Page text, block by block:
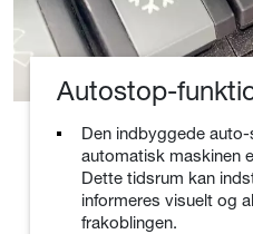
Autostop-
Den indbyggede
automatisk maskinen
Dette tidsrum kan
informeres visuelt og
frakoblingen.